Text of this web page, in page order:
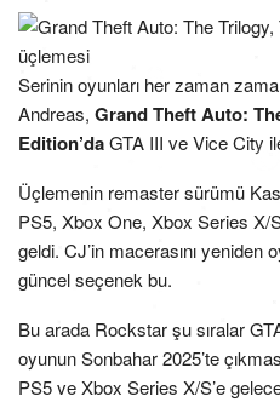
Serinin oyunları her zaman
Andreas, Grand Theft Auto:
Edition’daGTA III ve Vice City
Üçlemenin remaster sürümü
PS5, Xbox One, Xbox Series X/
geldi. CJ’in macerasını
güncel seçenek bu.
Bu arada Rockstar şu sıralar
oyunun Sonbahar 2025’te
PS5 ve Xbox Series X/S’e